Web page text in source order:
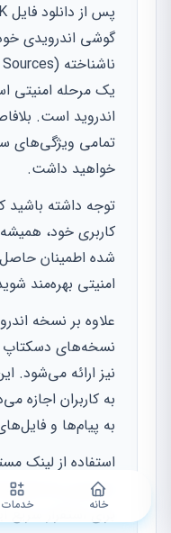
گوشی اندرویدی
یک مرحله امنیتی
اندروید است.
تمامی ویژگی‌های
خواهید داشت.
توجه داشته
کاربری خود،
شده اطمینان
امنیتی بهره‌مند
علاوه بر نسخه
نسخه‌های دسکتاپ
نیز ارائه می‌شود.
به کاربران اجازه
به پیام‌ها و
استفاده از لینک
دسترسی به
برای استقرار
خانه خدمات